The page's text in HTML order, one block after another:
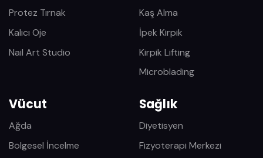
Protez Tırnak
Kalıcı Oje
Nail Art Studio
Kaş Alma
İpek Kirpik
Kirpik Lifting
Microblading
Vücut
Ağda
Bölgesel İncelme
Sağlık
Diyetisyen
Fizyoterapi Merkezi